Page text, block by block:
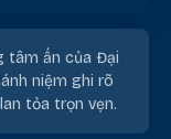
tâm ấn của Đại
niệm ghi rõ
tỏa trọn vẹn.